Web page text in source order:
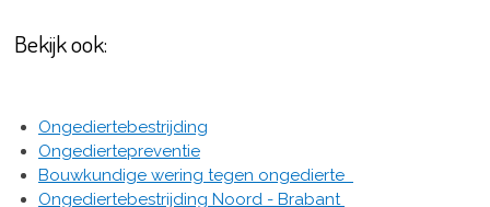
Bekijk ook:
Ongediertebestrijding
Ongediertepreventie
Bouwkundige wering tegen ongedierte
Ongediertebestrijding Noord - Brabant